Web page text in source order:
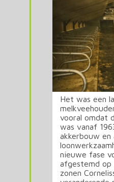
Het was een
vooral omdat
was vanaf
akkerbouw en
nieuwe fase
afgestemd op
zonen